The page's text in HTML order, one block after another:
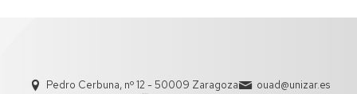
Pedro Cerbuna, nº 12 - 50009 Zaragoza ouad@unizar.es